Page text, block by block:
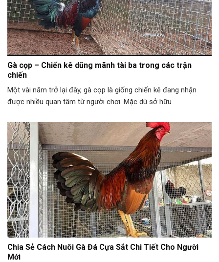
Gà cọp – Chiến kê dũng mãnh tài ba trong các trận
chiến
Một vài năm trở lại đây, gà cọp là giống chiến kê đang nhận
được nhiều quan tâm từ người chơi. Mặc dù sở hữu
Chia Sẻ Cách Nuôi Gà Đá Cựa Sắt Chi Tiết Cho Người
Mới